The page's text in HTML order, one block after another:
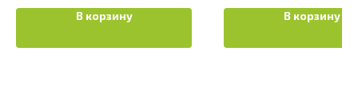
В корзину В корзину